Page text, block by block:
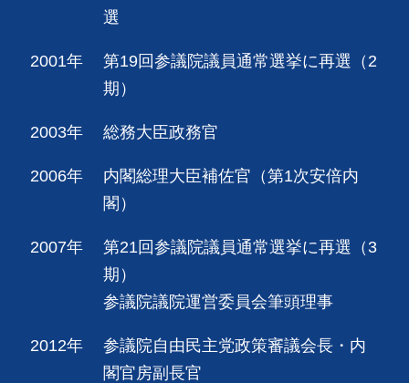
選
2001年
第19回参議院議員通常選挙に再選（2
期）
2003年 総務大臣政務官
2006年
内閣総理大臣補佐官（第1次安倍内
閣）
2007年
第21回参議院議員通常選挙に再選（3
期）
参議院議院運営委員会筆頭理事
2012年
参議院自由民主党政策審議会長・内
閣官房副長官